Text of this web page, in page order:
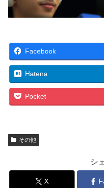
Facebook
Hatena
Pocket
その他
シ
X